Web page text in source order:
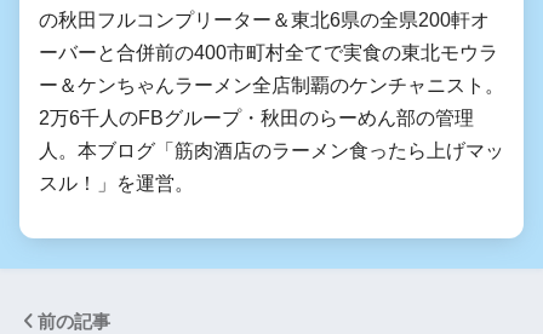
の秋田フルコンプリーター＆東北6県の全県200軒オ
ーバーと合併前の400市町村全てで実食の東北モウラ
ー＆ケンちゃんラーメン全店制覇のケンチャニスト。
2万6千人のFBグループ・秋田のらーめん部の管理
人。本ブログ「筋肉酒店のラーメン食ったら上げマッ
スル！」を運営。
前の記事